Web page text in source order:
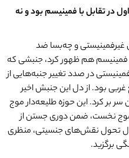
در تقابل با فمینیسم بود و نه
و چه‌بسا ضد
هم ظهور کرد، جنبشی که
در صدد تغییر جنبه‌هایی از
بود. از دل این جنبش اخیر
بر کرد. این حوزه طلیعه‌دار موج
نخست، ضمن دوری جستن از
تحول نقش‌های جنسیتی، منظری
برگزید.